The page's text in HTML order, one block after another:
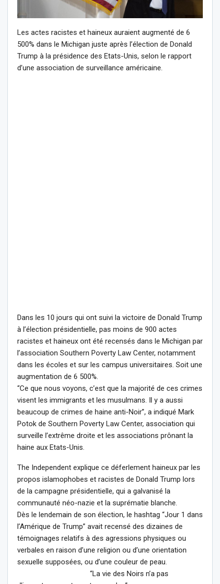
Les actes racistes et haineux auraient augmenté de 6
500% dans le Michigan juste après l’élection de Donald
Trump à la présidence des Etats-Unis, selon le rapport
d’une association de surveillance américaine.
Dans les 10 jours qui ont suivi la victoire de Donald Trump
à l’élection présidentielle, pas moins de 900 actes
racistes et haineux ont été recensés dans le Michigan par
l’association Southern Poverty Law Center, notamment
dans les écoles et sur les campus universitaires. Soit une
augmentation de 6 500%.
“Ce que nous voyons, c’est que la majorité de ces crimes
visent les immigrants et les musulmans. Il y a aussi
beaucoup de crimes de haine anti-Noir”, a indiqué Mark
Potok de Southern Poverty Law Center, association qui
surveille l’extrême droite et les associations prônant la
haine aux Etats-Unis.
The Independent explique ce déferlement haineux par les
propos islamophobes et racistes de Donald Trump lors
de la campagne présidentielle, qui a galvanisé la
communauté néo-nazie et la suprématie blanche.
Dès le lendemain de son élection, le hashtag “Jour 1 dans
l’Amérique de Trump” avait recensé des dizaines de
témoignages relatifs à des agressions physiques ou
verbales en raison d’une religion ou d’une orientation
sexuelle supposées, ou d’une couleur de peau.
“La vie des Noirs n’a pas